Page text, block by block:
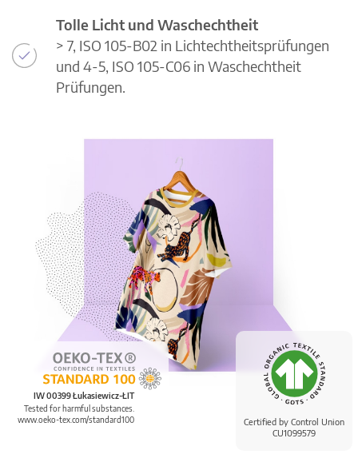
Certified by Control Union
CU1099579
IW 00399 Łukasiewicz-ŁIT
Tested for harmful substances.
www.oeko-tex.com/standard100
Tolle Licht und Waschechtheit
> 7, ISO 105-B02 in Lichtechtheitsprüfungen
und 4-5, ISO 105-C06 in Waschechtheit
Prüfungen.